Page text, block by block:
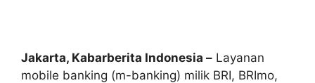
Jakarta, Kabarberita Indonesia – Layanan
mobile banking (m-banking) milik BRI, BRImo,